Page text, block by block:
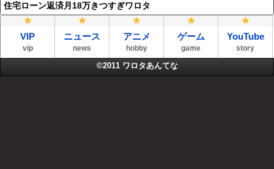
住宅ローン返済月18万きつすぎワロタ
VIP
vip
ニュース
news
アニメ
hobby
ゲーム
game
YouTube
story
©2011 ワロタあんてな